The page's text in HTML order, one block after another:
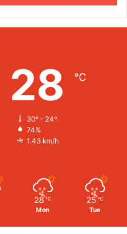
28 ℃
30º - 24º
74%
1.43 km/h
28 ℃
Mon
25 ℃
Tue